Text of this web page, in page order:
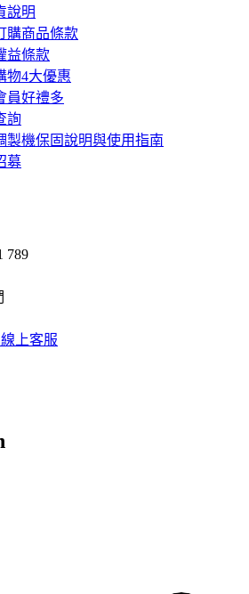
說明
購商品條款
益條款
物4大優惠
員好禮多
詢
製機保固說明與使用指南
募
789
上客服